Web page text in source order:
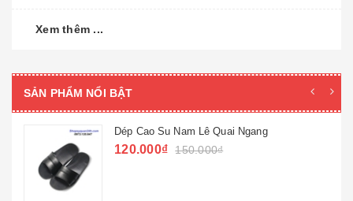
Xem thêm ...
SẢN PHẨM NỔI BẬT
Dép Cao Su Nam Lê Quai Ngang
120.000₫ 150.000₫